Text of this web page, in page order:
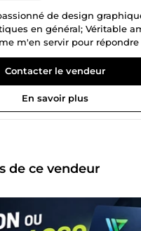
de design
en général; Véritable
m'en servir pour répondre
Contacter le vendeur
En savoir plus
de ce vendeur